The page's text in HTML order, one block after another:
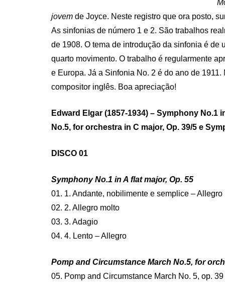
jovem de Joyce. Neste registro que ora posto,
As sinfonias de número 1 e 2. São trabalhos
de 1908. O tema de introdução da sinfonia é de
quarto movimento. O trabalho é regularmente
e Europa. Já a Sinfonia No. 2 é do ano de
compositor inglês. Boa apreciação!
Edward Elgar (1857-1934) – Symphony No.1
No.5, for orchestra in C major, Op. 39/5 e
DISCO 01
Symphony No.1 in A flat major, Op. 55
01. 1. Andante, nobilimente e semplice – Allegro
02. 2. Allegro molto
03. 3. Adagio
04. 4. Lento – Allegro
Pomp and Circumstance March No.5, for
05. Pomp and Circumstance March No. 5, op. 39